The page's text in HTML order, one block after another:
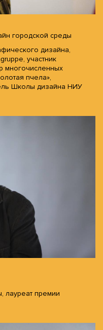
городской среды
дизайна,
участник
многочисленных
пчела»,
Школы дизайна НИУ
лауреат премии